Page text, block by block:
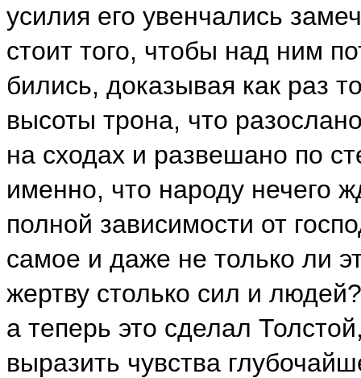
усилия его увенчались
стоит того, чтобы над ним
бились, доказывая как раз
высоты трона, что
на сходах и развешано по
именно, что народу нечего
полной зависимости от
самое и даже не только ли
жертву столько сил и
а теперь это сделал
выразить чувства